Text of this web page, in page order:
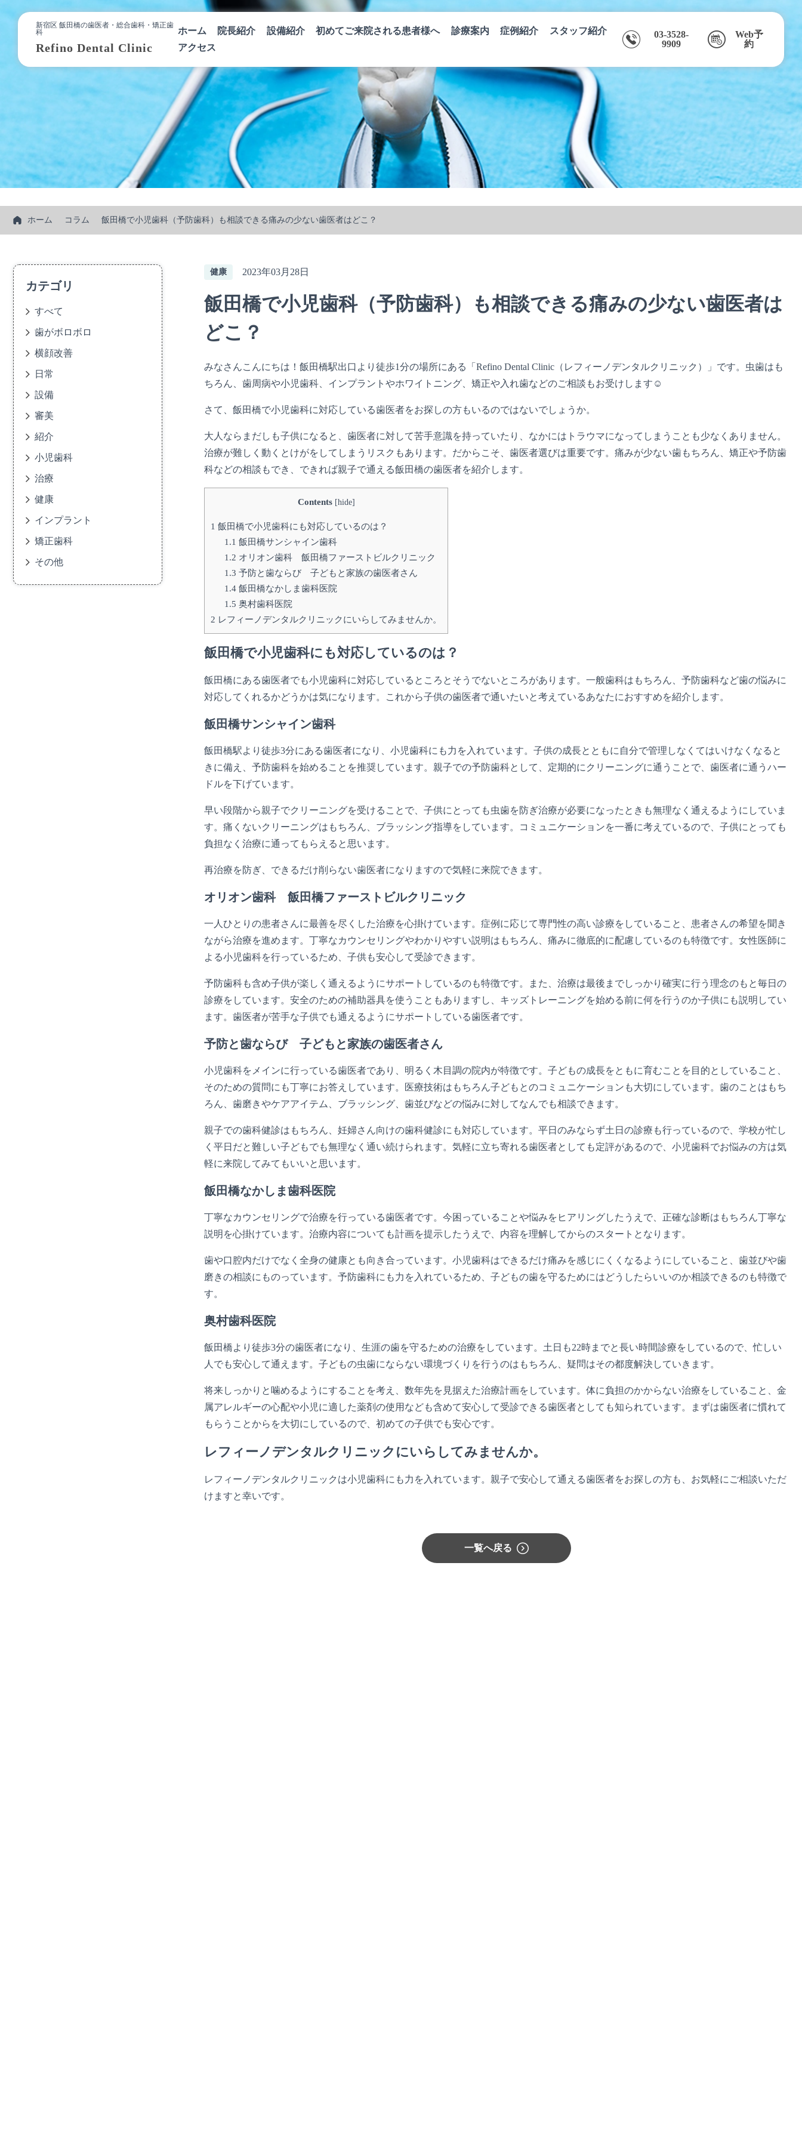
新宿区 飯田橋の歯医者・総合歯科・矯正歯
科
Refino Dental Clinic
ホーム 院長紹介 設備紹介 初めてご来院される患者様へ 診療案内 症例紹介
スタッフ紹介
アクセス
03-3528-
9909
Web予
約
ホーム コラム 飯田橋で小児歯科（予防歯科）も相談できる痛みの少ない歯医者はどこ？
健康 2023年03月28日
飯田橋で小児歯科（予防歯科）も相談できる痛みの少ない歯医者は
どこ？
みなさんこんにちは！飯田橋駅出口より徒歩1分の場所にある「Refino Dental Clinic（レフィーノデンタルクリニック）」です。虫歯はも
ちろん、歯周病や小児歯科、インプラントやホワイトニング、矯正や入れ歯などのご相談もお受けします☺
さて、飯田橋で小児歯科に対応している歯医者をお探しの方もいるのではないでしょうか。
大人ならまだしも子供になると、歯医者に対して苦手意識を持っていたり、なかにはトラウマになってしまうことも少なくありません。
治療が難しく動くとけがをしてしまうリスクもあります。だからこそ、歯医者選びは重要です。痛みが少ない歯もちろん、矯正や予防歯
科などの相談もでき、できれば親子で通える飯田橋の歯医者を紹介します。
Contents [hide]
1 飯田橋で小児歯科にも対応しているのは？
1.1 飯田橋サンシャイン歯科
1.2 オリオン歯科 飯田橋ファーストビルクリニック
1.3 予防と歯ならび 子どもと家族の歯医者さん
1.4飯田橋なかしま歯科医院
1.5 奥村歯科医院
2 レフィーノデンタルクリニックにいらしてみませんか。
飯田橋で小児歯科にも対応しているのは？
飯田橋にある歯医者でも小児歯科に対応しているところとそうでないところがあります。一般歯科はもちろん、予防歯科など歯の悩みに
対応してくれるかどうかは気になります。これから子供の歯医者で通いたいと考えているあなたにおすすめを紹介します。
飯田橋サンシャイン歯科
飯田橋駅より徒歩3分にある歯医者になり、小児歯科にも力を入れています。子供の成長とともに自分で管理しなくてはいけなくなると
きに備え、予防歯科を始めることを推奨しています。親子での予防歯科として、定期的にクリーニングに通うことで、歯医者に通うハー
ドルを下げています。
早い段階から親子でクリーニングを受けることで、子供にとっても虫歯を防ぎ治療が必要になったときも無理なく通えるようにしていま
す。痛くないクリーニングはもちろん、ブラッシング指導をしています。コミュニケーションを一番に考えているので、子供にとっても
負担なく治療に通ってもらえると思います。
再治療を防ぎ、できるだけ削らない歯医者になりますので気軽に来院できます。
オリオン歯科 飯田橋ファーストビルクリニック
一人ひとりの患者さんに最善を尽くした治療を心掛けています。症例に応じて専門性の高い診療をしていること、患者さんの希望を聞き
ながら治療を進めます。丁寧なカウンセリングやわかりやすい説明はもちろん、痛みに徹底的に配慮しているのも特徴です。女性医師に
よる小児歯科を行っているため、子供も安心して受診できます。
予防歯科も含め子供が楽しく通えるようにサポートしているのも特徴です。また、治療は最後までしっかり確実に行う理念のもと毎日の
診療をしています。安全のための補助器具を使うこともありますし、キッズトレーニングを始める前に何を行うのか子供にも説明してい
ます。歯医者が苦手な子供でも通えるようにサポートしている歯医者です。
予防と歯ならび 子どもと家族の歯医者さん
小児歯科をメインに行っている歯医者であり、明るく木目調の院内が特徴です。子どもの成長をともに育むことを目的としていること、
そのための質問にも丁寧にお答えしています。医療技術はもちろん子どもとのコミュニケーションも大切にしています。歯のことはもち
ろん、歯磨きやケアアイテム、ブラッシング、歯並びなどの悩みに対してなんでも相談できます。
親子での歯科健診はもちろん、妊婦さん向けの歯科健診にも対応しています。平日のみならず土日の診療も行っているので、学校が忙し
く平日だと難しい子どもでも無理なく通い続けられます。気軽に立ち寄れる歯医者としても定評があるので、小児歯科でお悩みの方は気
軽に来院してみてもいいと思います。
飯田橋なかしま歯科医院
丁寧なカウンセリングで治療を行っている歯医者です。今困っていることや悩みをヒアリングしたうえで、正確な診断はもちろん丁寧な
説明を心掛けています。治療内容についても計画を提示したうえで、内容を理解してからのスタートとなります。
歯や口腔内だけでなく全身の健康とも向き合っています。小児歯科はできるだけ痛みを感じにくくなるようにしていること、歯並びや歯
磨きの相談にものっています。予防歯科にも力を入れているため、子どもの歯を守るためにはどうしたらいいのか相談できるのも特徴で
す。
奥村歯科医院
飯田橋より徒歩3分の歯医者になり、生涯の歯を守るための治療をしています。土日も22時までと長い時間診療をしているので、忙しい
人でも安心して通えます。子どもの虫歯にならない環境づくりを行うのはもちろん、疑問はその都度解決していきます。
将来しっかりと噛めるようにすることを考え、数年先を見据えた治療計画をしています。体に負担のかからない治療をしていること、金
属アレルギーの心配や小児に適した薬剤の使用なども含めて安心して受診できる歯医者としても知られています。まずは歯医者に慣れて
もらうことからを大切にしているので、初めての子供でも安心です。
レフィーノデンタルクリニックにいらしてみませんか。
レフィーノデンタルクリニックは小児歯科にも力を入れています。親子で安心して通える歯医者をお探しの方も、お気軽にご相談いただ
けますと幸いです。
一覧へ戻る
カテゴリ
すべて
歯がボロボロ
横顔改善
日常
設備
審美
紹介
小児歯科
治療
健康
インプラント
矯正歯科
その他